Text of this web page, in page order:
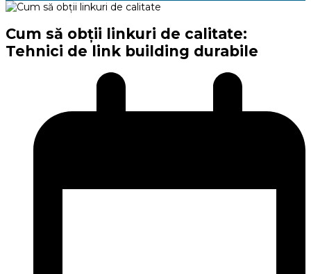
Cum să obții linkuri de calitate:
Tehnici de link building durabile